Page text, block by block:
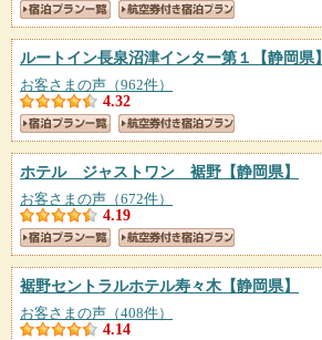
ルートイン長泉沼津インター第１ 【静岡県】
お客さまの声（962件）
4.32
ホテル ジャストワン 裾野 【静岡県】
お客さまの声（672件）
4.19
裾野セントラルホテル寿々木【静岡県】
お客さまの声（408件）
4.14